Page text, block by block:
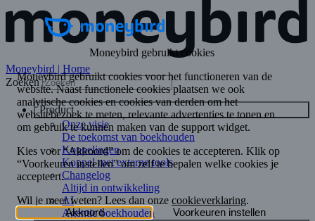
Moneybird | Home
Zoeken
Product
Onze visie
De toekomst van boekhouden
Koppelingen
Koppel met externe tools
Changelog
Altijd in ontwikkeling
AI
Agentic boekhouden